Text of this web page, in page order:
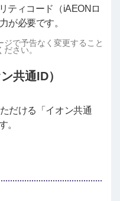
ティコード（iAEONロ
が必要です。
で予告なく変更すること
ださい。
共通ID）
だける「イオン共通
。